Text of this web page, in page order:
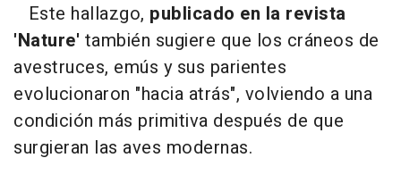
Este hallazgo, publicado en la revista
'Nature' también sugiere que los cráneos de
avestruces, emús y sus parientes
evolucionaron "hacia atrás", volviendo a una
condición más primitiva después de que
surgieran las aves modernas.